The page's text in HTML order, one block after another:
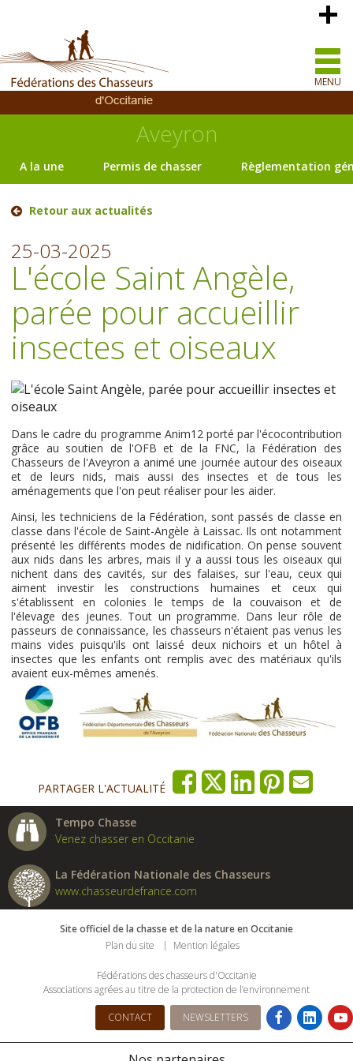
MENU
Aveyron
A la une Permis de chasser Règlementation
Retour aux actualités
25-03-2025
L'école Saint Angèle,
parée pour accueillir
insectes et oiseaux
Dans le cadre du programme Anim12 porté par l'écocontribution
grâce au soutien de l'OFB et de la FNC, la Fédération des
Chasseurs de l'Aveyron a animé une journée autour des oiseaux
et de leurs nids, mais aussi des insectes et de tous les
aménagements que l'on peut réaliser pour les aider.
Ainsi, les techniciens de la Fédération, sont passés de classe en
classe dans l'école de Saint-Angèle à Laissac. Ils ont notamment
présenté les différents modes de nidification. On pense souvent
aux nids dans les arbres, mais il y a aussi tous les oiseaux qui
nichent dans des cavités, sur des falaises, sur l'eau, ceux qui
aiment investir les constructions humaines et ceux qui
s'établissent en colonies le temps de la couvaison et de
l'élevage des jeunes. Tout un programme. Dans leur rôle de
passeurs de connaissance, les chasseurs n'étaient pas venus les
mains vides puisqu'ils ont laissé deux nichoirs et un hôtel à
insectes que les enfants ont remplis avec des matériaux qu'ils
avaient eux-mêmes amenés.
PARTAGER L'ACTUALITÉ
Tempo Chasse
Venez chasser en Occitanie
La Fédération Nationale des Chasseurs
www.chasseurdefrance.com
Site officiel de la chasse et de la nature en Occitanie
Plan du site
Mention légales
Fédérations des chasseurs d'Occitanie
Associations agrées au titre de la protection de l’environnement
CONTACT NEWSLETTERS